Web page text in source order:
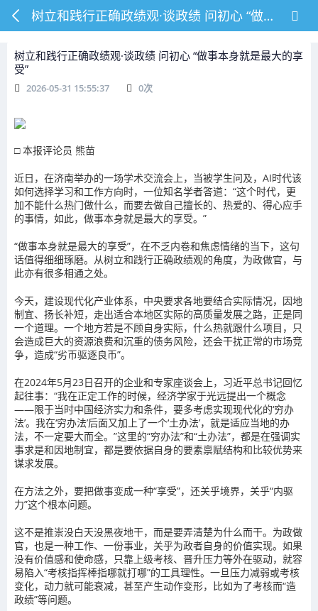
树立和践行正确政绩观·谈政绩 问初心 “做事本身就是最大的享受”
树立和践行正确政绩观·谈政绩 问初心 “做事本身就是最大的享
受”
2026-05-31 15:55:37 0次
□ 本报评论员 熊苗
近日，在济南举办的一场学术交流会上，当被学生问及，AI时代该
如何选择学习和工作方向时，一位知名学者答道：“这个时代，更
加不能什么热门做什么，而要去做自己擅长的、热爱的、得心应手
的事情，如此，做事本身就是最大的享受。”
“做事本身就是最大的享受”，在不乏内卷和焦虑情绪的当下，这句
话值得细细琢磨。从树立和践行正确政绩观的角度，为政做官，与
此亦有很多相通之处。
今天，建设现代化产业体系，中央要求各地要结合实际情况，因地
制宜、扬长补短，走出适合本地区实际的高质量发展之路，正是同
一个道理。一个地方若是不顾自身实际，什么热就跟什么项目，只
会造成巨大的资源浪费和沉重的债务风险，还会干扰正常的市场竞
争，造成“劣币驱逐良币”。
在2024年5月23日召开的企业和专家座谈会上，习近平总书记回忆
起往事：“我在正定工作的时候，经济学家于光远提出一个概念
——限于当时中国经济实力和条件，要多考虑实现现代化的‘穷办
法’。我在‘穷办法’后面又加上了一个‘土办法’，就是适应当地的办
法，不一定要大而全。”这里的“穷办法”和“土办法”，都是在强调实
事求是和因地制宜，都是要依据自身的要素禀赋结构和比较优势来
谋求发展。
在方法之外，要把做事变成一种“享受”，还关乎境界，关乎“内驱
力”这个根本问题。
这不是推崇没白天没黑夜地干，而是要弄清楚为什么而干。为政做
官，也是一种工作、一份事业，关乎为政者自身的价值实现。如果
没有价值感和使命感，只靠上级考核、晋升压力等外在驱动，就容
易陷入“考核指挥棒指哪就打哪”的工具理性。一旦压力减弱或考核
变化，动力就可能衰减，甚至产生动作变形，比如为了考核而“造
政绩”等问题。